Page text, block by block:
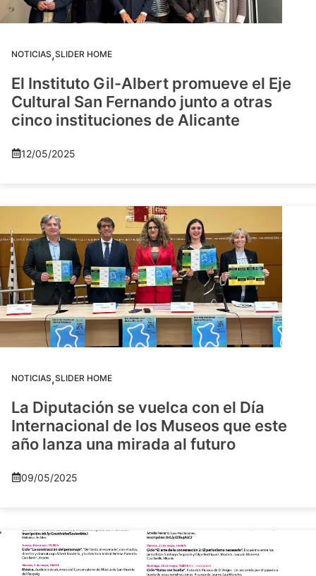
NOTICIAS,SLIDER HOME
El Instituto Gil-Albert promueve el Eje
Cultural San Fernando junto a otras
cinco instituciones de Alicante
12/05/2025
NOTICIAS,SLIDER HOME
La Diputación se vuelca con el Día
Internacional de los Museos que este
año lanza una mirada al futuro
09/05/2025